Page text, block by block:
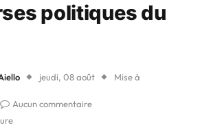
politiques du
jeudi, 08 août Mise à
Aucun commentaire